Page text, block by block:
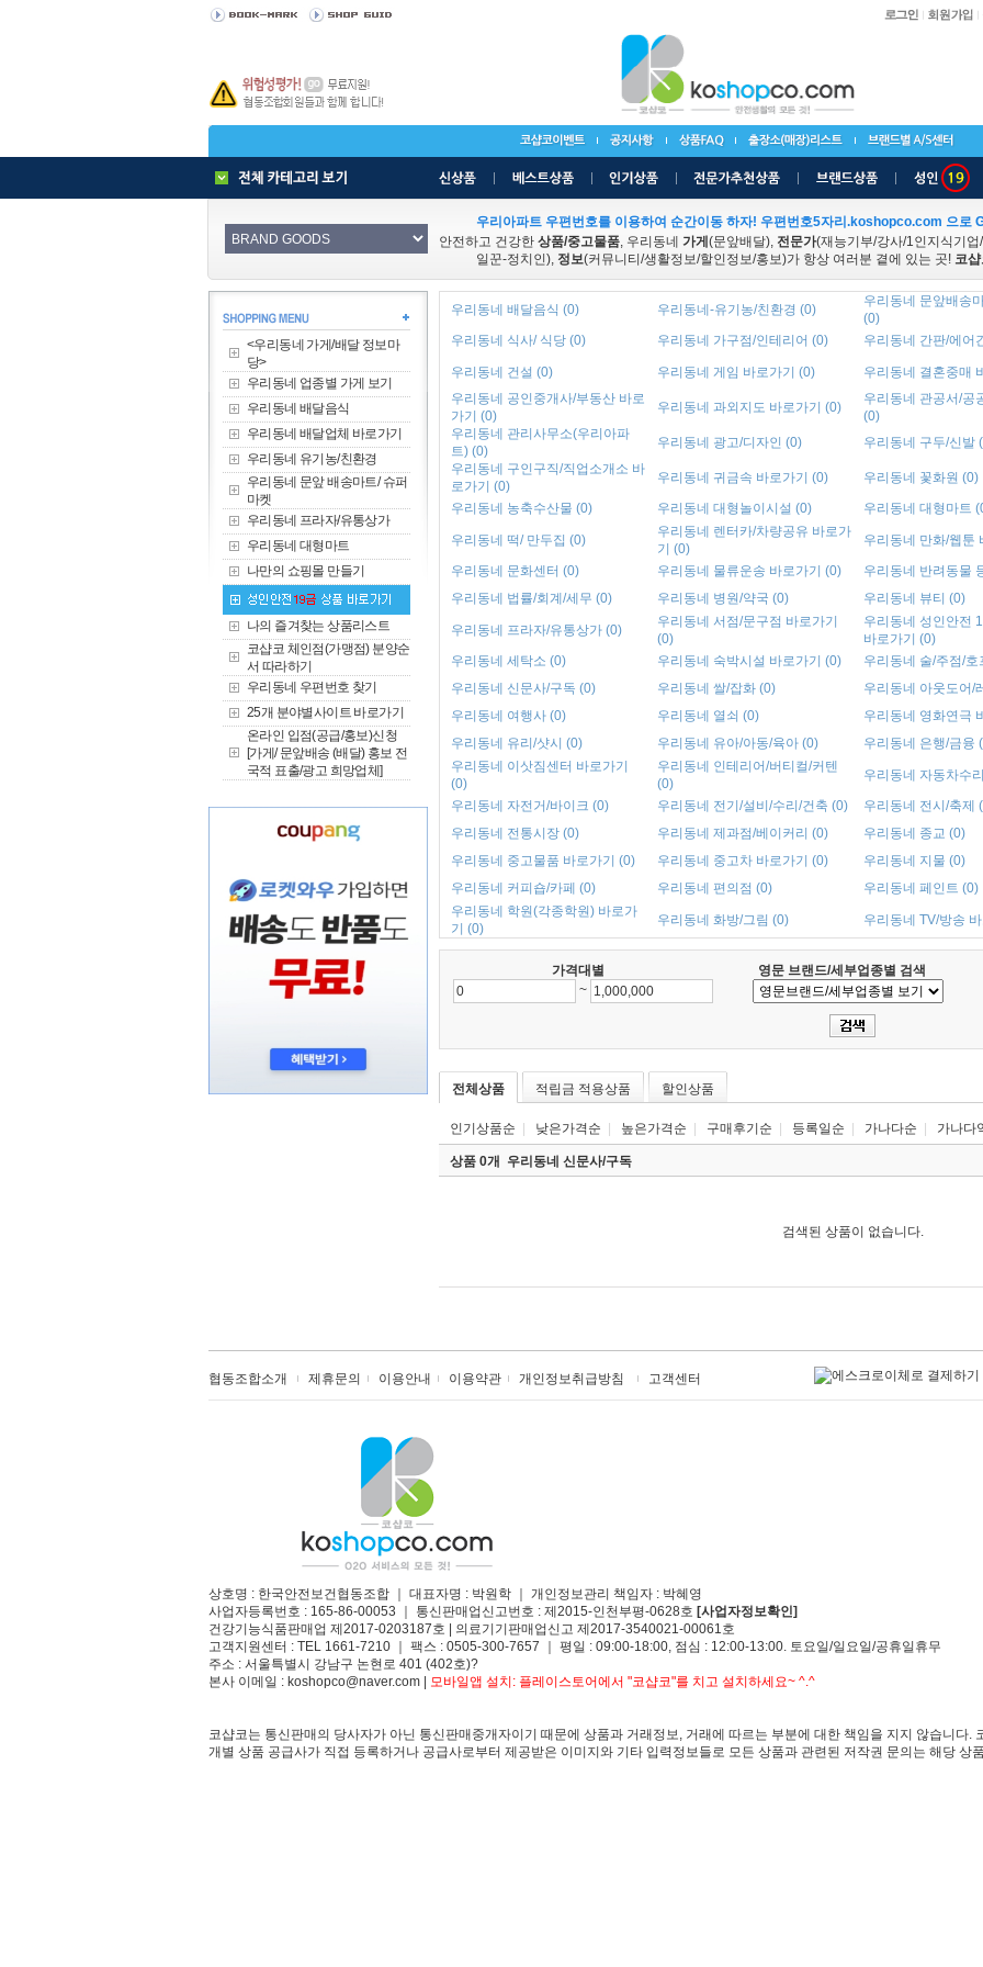
우리아파트 우편번호를 이용하여 순간이동 하자! 우편번호5자리.koshopco.com 으로
안전하고 건강한 상품/중고물품, 우리동네 가게 (문앞배달), 전문가(재능기부/강사/1인지식기업
일꾼-정치인), 정보(커뮤니티/생활정보/할인정보/홍보)가 항상 여러분 곁에 있는 곳! 코
<우리동네 가게/배달 정보마
당>
우리동네 업종별 가게 보기
우리동네 배달음식
우리동네 배달업체 바로가기
우리동네 유기농/친환경
우리동네 문앞 배송마트/ 슈퍼
마켓
우리동네 프라자/유통상가
우리동네 대형마트
나만의 쇼핑몰 만들기
나의 즐겨찾는 상품리스트
코샵코 체인점(가맹점) 분양순
서 따라하기
우리동네 우편번호 찾기
25개 분야별사이트 바로가기
온라인 입점(공급/홍보)신청
[가게/ 문앞배송 (배달) 홍보 전
국적 표출/광고 희망업체]
우리동네 배달음식 (0) 우리동네-유기농/친환경 (0)
우리동네 문앞배송
(0)
우리동네 식사/ 식당 (0)
우리동네 가구점/인테리어 (0) 우리동네 간판/에어
우리동네 건설 (0) 우리동네 게임 바로가기 (0)
우리동네 결혼중매
우리동네 공인중개사/부동산 바로
가기 (0)
우리동네 과외지도 바로가기 (0)
우리동네 관공서/공
(0)
우리동네 관리사무소(우리아파
트) (0)
우리동네 광고/디자인 (0)
우리동네 구두/신발
우리동네 구인구직/직업소개소 바
로가기 (0)
우리동네 귀금속 바로가기 (0)
우리동네 꽃화원 (0)
우리동네 농축수산물 (0)
우리동네 대형놀이시설 (0) 우리동네 대형마트
우리동네 떡/ 만두집 (0)
우리동네 렌터카/차량공유 바로가
기 (0)
우리동네 만화/웹툰
우리동네 문화센터 (0)
우리동네 물류운송 바로가기 (0)
우리동네 반려동물
우리동네 법률/회계/세무 (0)
우리동네 병원/약국 (0) 우리동네 뷰티 (0)
우리동네 프라자/유통상가 (0)
우리동네 서점/문구점 바로가기
(0)
우리동네 성인안전
바로가기 (0)
우리동네 세탁소 (0)
우리동네 숙박시설 바로가기 (0)
우리동네 술/주점/호
우리동네 신문사/구독 (0)
우리동네 쌀/잡화 (0)
우리동네 아웃도어/
우리동네 여행사 (0)
우리동네 열쇠 (0)
우리동네 영화연극
우리동네 유리/샷시 (0)
우리동네 유아/아동/육아 (0)
우리동네 은행/금융
우리동네 이삿짐센터 바로가기
(0)
우리동네 인테리어/버티컬/커텐
(0)
우리동네 자동차수
우리동네 자전거/바이크 (0)
우리동네 전기/설비/수리/건축 (0)
우리동네 전시/축제
우리동네 전통시장 (0)
우리동네 제과점/베이커리 (0)
우리동네 종교 (0)
우리동네 중고물품 바로가기 (0)
우리동네 중고차 바로가기 (0)
우리동네 지물 (0)
우리동네 커피숍/카페 (0)
우리동네 편의점 (0)
우리동네 페인트 (0)
우리동네 학원(각종학원) 바로가
기 (0)
우리동네 화방/그림 (0) 우리동네 TV/방송
가격대별
영문 브랜드/세부업종별 검색
~
전체상품 적립금 적용상품 할인상품
인기상품순 낮은가격순 높은가격순 구매후기순 등록일순 가나다순 가나다
상품 0개 우리동네 신문사/구독
검색된 상품이 없습니다.
협동조합소개 제휴문의 이용안내 이용약관 개인정보취급방침 고객센터
상호명 : 한국안전보건협동조합 ｜ 대표자명 : 박원학 ｜ 개인정보관리 책임자 : 박혜영
사업자등록번호 : 165-86-00053 ｜ 통신판매업신고번호 : 제2015-인천부평-0628호 [사업자정보확인]
건강기능식품판매업 제2017-0203187호 | 의료기기판매업신고 제2017-3540021-00061호
고객지원센터 : TEL 1661-7210 ｜ 팩스 : 0505-300-7657 ｜ 평일 : 09:00-18:00, 점심 : 12:00-13:00. 토요일/일요일/공휴일휴무
주소 : 서울특별시 강남구 논현로 401 (402호)?
본사 이메일 : koshopco@naver.com | 모바일앱 설치: 플레이스토어에서 "코샵코"를 치고 설치하세요~ ^.^
코샵코는 통신판매의 당사자가 아닌 통신판매중개자이기 때문에 상품과 거래정보, 거래에 따르는 부분에 대한 책임을 지지 않습니다.
개별 상품 공급사가 직접 등록하거나 공급사로부터 제공받은 이미지와 기타 입력정보들로 모든 상품과 관련된 저작권 문의는 해당 상